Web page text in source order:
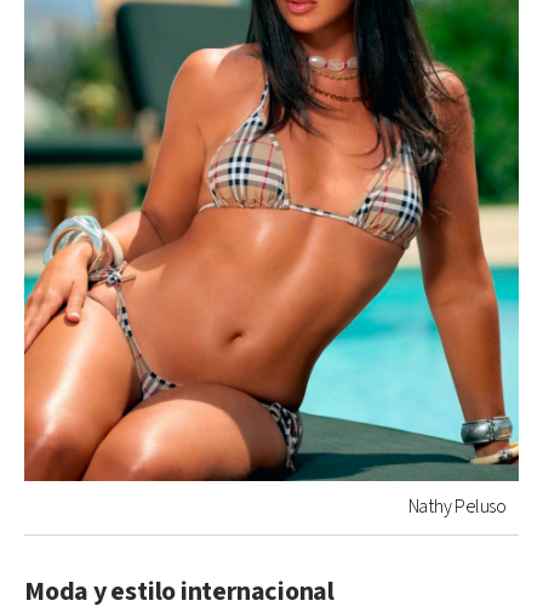
Nathy Peluso
Moda y estilo internacional